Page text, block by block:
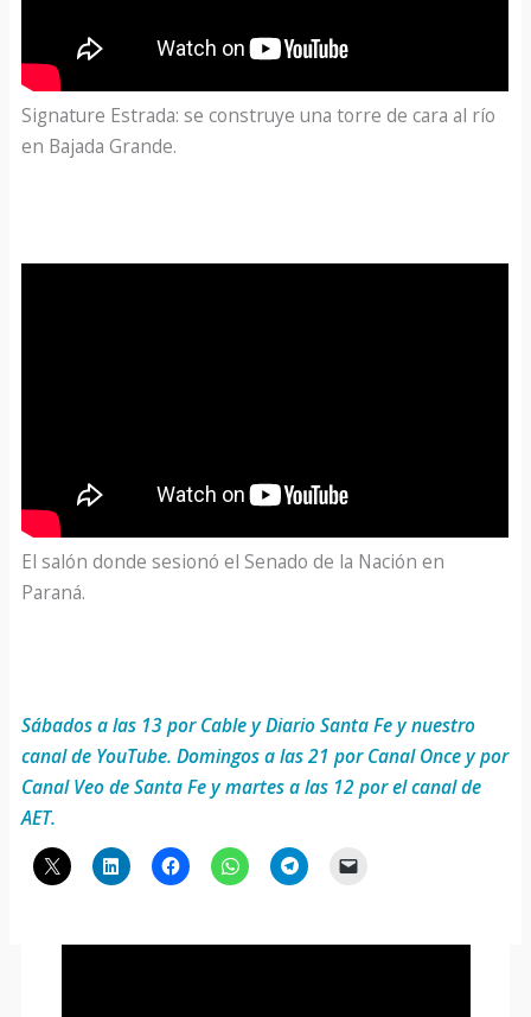
Signature Estrada: se construye una torre de cara al río
en Bajada Grande.
El salón donde sesionó el Senado de la Nación en
Paraná.
Sábados a las 13 por Cable y Diario Santa Fe y nuestro
canal de YouTube. Domingos a las 21 por Canal Once y por
Canal Veo de Santa Fe y martes a las 12 por el canal de
AET.